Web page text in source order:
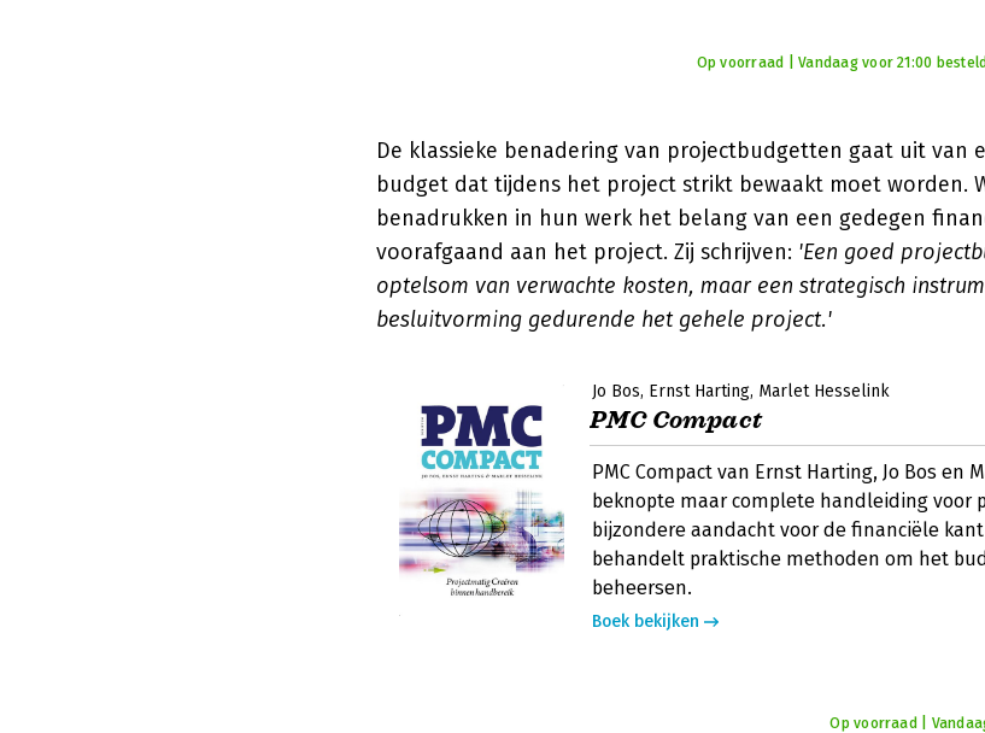
Op voorraad | Vandaag voor 21:00
De klassieke benadering van projectbudgetten gaat uit van
budget dat tijdens het project strikt bewaakt moet worden.
benadrukken in hun werk het belang van een gedegen
voorafgaand aan het project. Zij schrijven: 'Een goed
optelsom van verwachte kosten, maar een strategisch
besluitvorming gedurende het gehele project.'
Jo Bos Ernst Harting Marlet Hesselink
PMC Compact
PMC Compact van Ernst Harting, Jo Bos en
beknopte maar complete handleiding voor
bijzondere aandacht voor de financiële
behandelt praktische methoden om het
beheersen.
Boek bekijken
Op voorraad |